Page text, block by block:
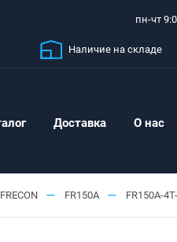
пн-чт
Наличие на складе
Доставка О нас
FRECON — FR150A — FR150A-